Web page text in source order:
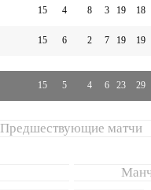
15 4 8 3 19 18
15 6 2 7 19 19
15 5 4 6 23 29
Предшествующие матчи